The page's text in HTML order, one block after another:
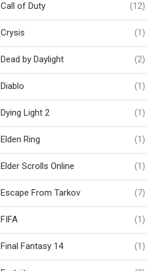
Call of Duty (12)
Crysis (1)
Dead by Daylight (2)
Diablo (1)
Dying Light 2 (1)
Elden Ring (1)
Elder Scrolls Online (1)
Escape From Tarkov (7)
FIFA (1)
Final Fantasy 14 (1)